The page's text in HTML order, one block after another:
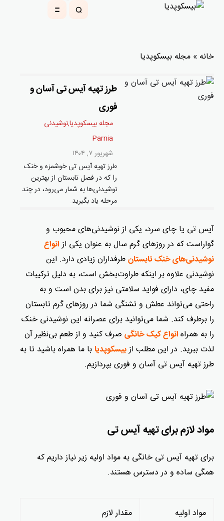
خانه » مجله بیسکوپدیا
طرز تهیه آیس تی آسان و
فوری
مجله بیسکوپدیا,نوشیدنی
Parnia
شهریور ۷, ۱۴۰۴
طرز تهیه آیس تی خوشمزه و خنک
را که در فصل تابستان از بهترین
نوشیدنی‌ها به شمار می‌رود، در چند
مرحله یاد بگیرید.
آیس تی یا چای سرد، یکی از نوشیدنی‌های محبوب و
گواراست که در روزهای گرم سال به عنوان یکی ازانواع
نوشیدنی‌های خنک تابستان طرفداران زیادی دارد. این
نوشیدنی علاوه بر اینکه طراوت‌بخش است، به دلیل ترکیبات
مفید چای، دارای فواید سلامتی نیز برای بدن است و به
راحتی می‌تواند عطش و تشنگی شما در روزهای گرم تابستان
را برطرف کند. شما می‌توانید برای عصرانه این نوشیدنی خنک
را به همراهانواع کیک خانگی صرف کنید و از طعم بی‌نظیر آن
لذت ببرید. در این مطلب ازبیسکوپدیا با ما همراه باشید تا به
طرز تهیه آیس تی آسان و فوری بپردازیم.
مواد لازم برای تهیه آیس تی
برای تهیه آیس تی خانگی به مواد اولیه زیر نیاز داریم که
همگی ساده و در دسترس هستند.
مواد اولیه مقدار لازم